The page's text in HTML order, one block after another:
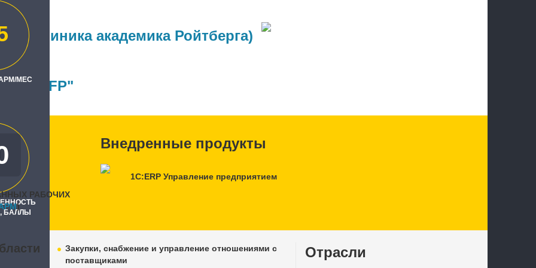
МЕС
БАЛЛЫ
(клиника академика Ройтберга)
NFP"
РАБОЧИХ
)
Внедренные продукты
1С:ERP Управление предприятием
Закупки, снабжение и управление отношениями с
поставщиками
Отрасли